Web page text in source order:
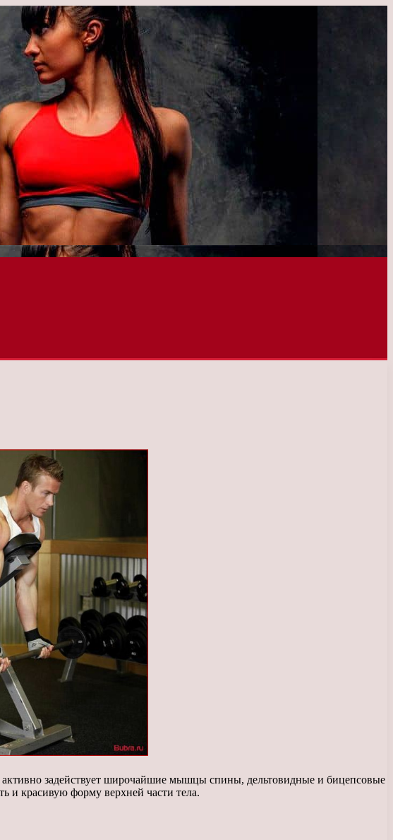
задействует широчайшие мышцы спины, дельтовидные и бицепсовые
и красивую форму верхней части тела.